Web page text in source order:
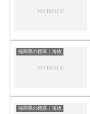
福岡県の標高｜海抜
福岡県の標高｜海抜